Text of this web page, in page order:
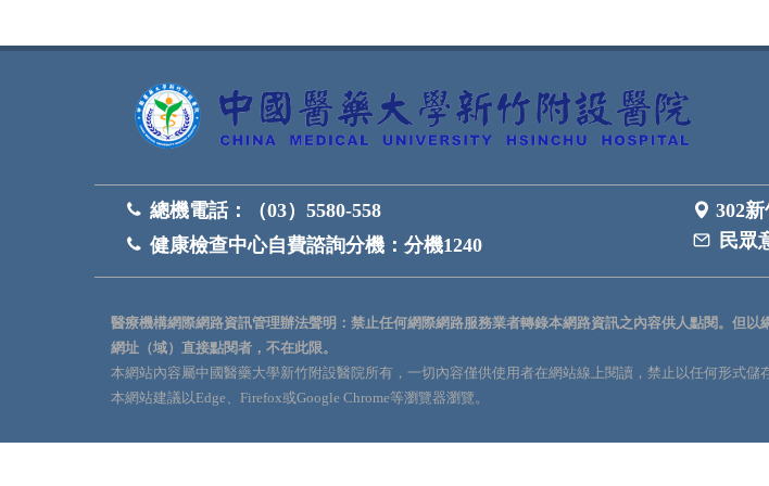
總機電話：
（03）5580-558
健康檢查中心自費諮詢分機： 分機1240
302
民眾
醫療機構網際網路資訊管理辦法聲明：禁止任何網際網路服務業者轉錄本網路資訊之內容供人點閱。但以
網址（域）直接點閱者，不在此限。
本網站內容屬中國醫藥大學新竹附設醫院所有，一切內容僅供使用者在網站線上閱讀，禁止以任何形式儲
本網站建議以Edge、Firefox或Google Chrome等瀏覽器瀏覽。